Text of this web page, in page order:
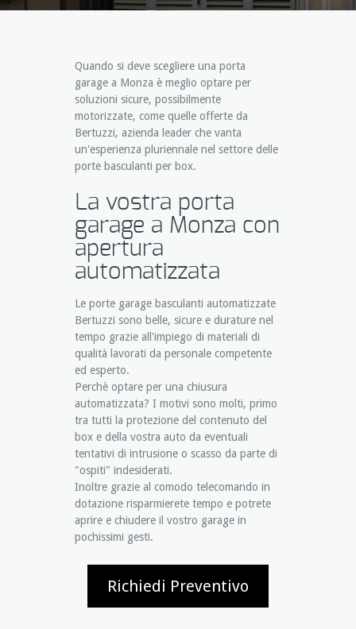
Quando si deve scegliere una porta
garage a Monza è meglio optare per
soluzioni sicure, possibilmente
motorizzate, come quelle offerte da
Bertuzzi, azienda leader che vanta
un'esperienza pluriennale nel settore delle
porte basculanti per box.
La vostra porta
garage a Monza con
apertura
automatizzata
Le porte garage basculanti automatizzate
Bertuzzi sono belle, sicure e durature nel
tempo grazie all'impiego di materiali di
qualità lavorati da personale competente
ed esperto.
Perchè optare per una chiusura
automatizzata? I motivi sono molti, primo
tra tutti la protezione del contenuto del
box e della vostra auto da eventuali
tentativi di intrusione o scasso da parte di
"ospiti" indesiderati.
Inoltre grazie al comodo telecomando in
dotazione risparmierete tempo e potrete
aprire e chiudere il vostro garage in
pochissimi gesti.
Richiedi Preventivo